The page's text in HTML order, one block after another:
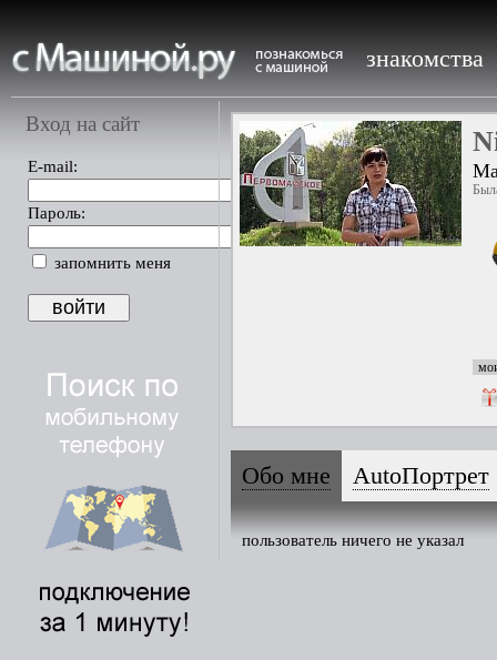
знакомства
Вход на сайт
E-mail:
Пароль:
запомнить меня
Обо мне AutoПортрет
пользователь ничего не указал